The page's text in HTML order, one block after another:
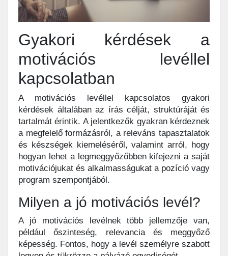
Gyakori kérdések a
motivációs levéllel
kapcsolatban
A motivációs levéllel kapcsolatos gyakori
kérdések általában az írás célját, struktúráját és
tartalmát érintik. A jelentkezők gyakran kérdeznek
a megfelelő formázásról, a releváns tapasztalatok
és készségek kiemeléséről, valamint arról, hogy
hogyan lehet a legmeggyőzőbben kifejezni a saját
motivációjukat és alkalmasságukat a pozíció vagy
program szempontjából.
Milyen a jó motivációs levél?
A jó motivációs levélnek több jellemzője van,
például őszinteség, relevancia és meggyőző
képesség. Fontos, hogy a levél személyre szabott